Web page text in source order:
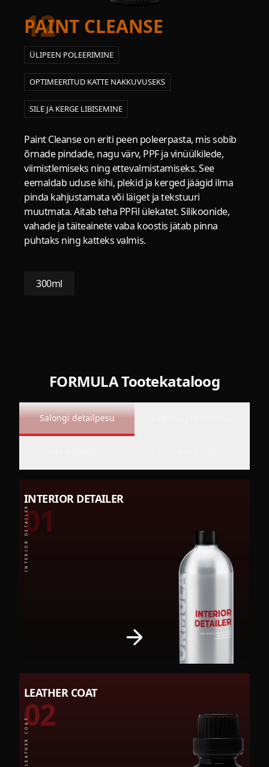
12
PAINT CLEANSE
ÜLIPEEN POLEERIMINE
OPTIMEERITUD KATTE NAKKUVUSEKS
SILE JA KERGE LIBISEMINE
Paint Cleanse on eriti peen poleerpasta, mis sobib
õrnade pindade, nagu värv, PPF ja vinüülkilede,
viimistlemiseks ning ettevalmistamiseks. See
eemaldab uduse kihi, plekid ja kerged jäägid ilma
pinda kahjustamata või läiget ja tekstuuri
muutmata. Aitab teha PPFil ülekatet. Silikoonide,
vahade ja täiteainete vaba koostis jätab pinna
puhtaks ning katteks valmis.
300ml
FORMULA Tootekataloog
Salongi detailpesu
INTERIOR DETAILER
01
INTERIOR DETAILER
LEATHER COAT
02
LEATHER COAT